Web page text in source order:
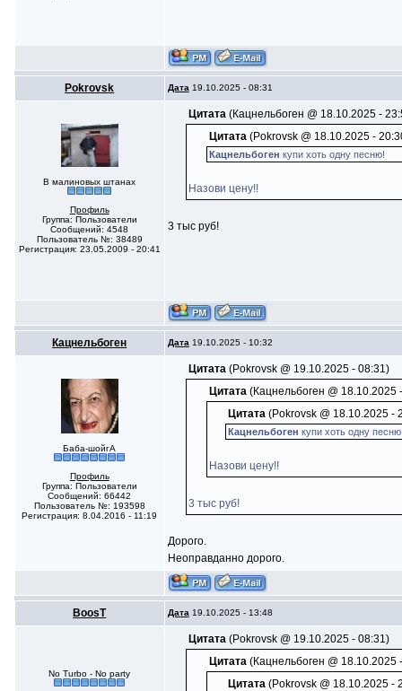
Pokrovsk Дата 19.10.2025 - 08:31
В малиновых штанах
Профиль
Группа: Пользователи
Сообщений: 4548
Пользователь №: 38489
Регистрация: 23.05.2009 - 20:41
Цитата (Кацнельбоген @ 18.10.2025 -
Цитата(Pokrovsk @ 18.10.2025 -
Кацнельбоген купи хоть одну песню!
Назови цену!!
3 тыс руб!
Кацнельбоген Дата 19.10.2025 - 10:32
Баба-шойгА
Профиль
Группа: Пользователи
Сообщений: 66442
Пользователь №: 193598
Регистрация: 8.04.2016 - 11:19
Цитата (Pokrovsk @ 19.10.2025 - 08:31)
Цитата(Кацнельбоген @ 18.10.2025
Цитата (Pokrovsk @ 18.10.2025 -
Кацнельбоген купи хоть одну
Назови цену!!
3 тыс руб!
Дорого.
Неоправданно дорого.
BoosT Дата 19.10.2025 - 13:48
No Turbo - No party
Цитата (Pokrovsk @ 19.10.2025 - 08:31)
Цитата(Кацнельбоген @ 18.10.2025
Цитата (Pokrovsk @ 18.10.2025 -